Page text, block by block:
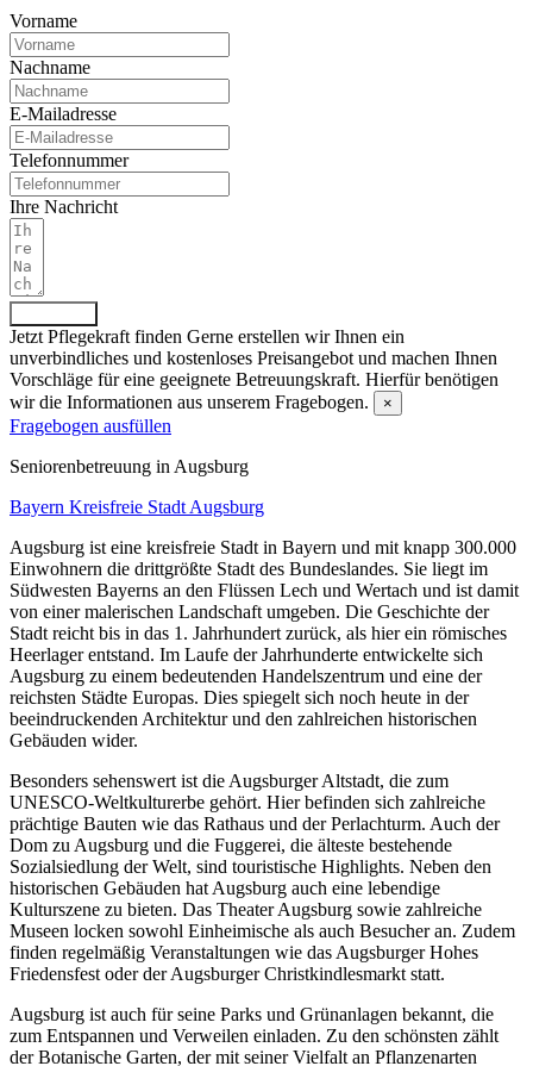
Vorname
Nachname
E-Mailadresse
Telefonnummer
Ihre Nachricht
Jetzt Pflegekraft finden Gerne erstellen wir Ihnen ein
unverbindliches und kostenloses Preisangebot und machen Ihnen
Vorschläge für eine geeignete Betreuungskraft. Hierfür benötigen
wir die Informationen aus unserem Fragebogen.
×
Fragebogen ausfüllen
Senioren­betreuung in Augsburg
Bayern Kreisfreie Stadt Augsburg
Augsburg ist eine kreisfreie Stadt in Bayern und mit knapp 300.000
Einwohnern die drittgrößte Stadt des Bundeslandes. Sie liegt im
Südwesten Bayerns an den Flüssen Lech und Wertach und ist damit
von einer malerischen Landschaft umgeben. Die Geschichte der
Stadt reicht bis in das 1. Jahrhundert zurück, als hier ein römisches
Heerlager entstand. Im Laufe der Jahrhunderte entwickelte sich
Augsburg zu einem bedeutenden Handelszentrum und eine der
reichsten Städte Europas. Dies spiegelt sich noch heute in der
beeindruckenden Architektur und den zahlreichen historischen
Gebäuden wider.
Besonders sehenswert ist die Augsburger Altstadt, die zum
UNESCO-Weltkulturerbe gehört. Hier befinden sich zahlreiche
prächtige Bauten wie das Rathaus und der Perlachturm. Auch der
Dom zu Augsburg und die Fuggerei, die älteste bestehende
Sozialsiedlung der Welt, sind touristische Highlights. Neben den
historischen Gebäuden hat Augsburg auch eine lebendige
Kulturszene zu bieten. Das Theater Augsburg sowie zahlreiche
Museen locken sowohl Einheimische als auch Besucher an. Zudem
finden regelmäßig Veranstaltungen wie das Augsburger Hohes
Friedensfest oder der Augsburger Christkindlesmarkt statt.
Augsburg ist auch für seine Parks und Grünanlagen bekannt, die
zum Entspannen und Verweilen einladen. Zu den schönsten zählt
der Botanische Garten, der mit seiner Vielfalt an Pflanzenarten